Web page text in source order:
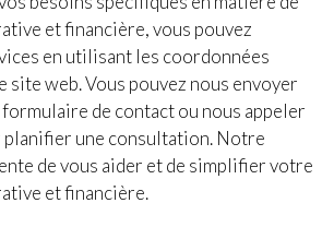
et financière, vous pouvez
en utilisant les coordonnées
web. Vous pouvez nous envoyer
formulaire de contact ou nous appeler
une consultation. Notre
de vous aider et de simplifier votre
et financière.